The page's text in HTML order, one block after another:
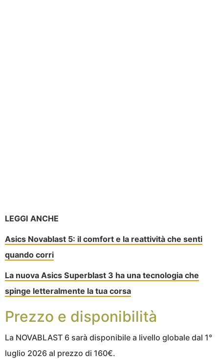
LEGGI ANCHE
Asics Novablast 5: il comfort e la reattività che senti
quando corri
La nuova Asics Superblast 3 ha una tecnologia che
spinge letteralmente la tua corsa
Prezzo e disponibilità
La NOVABLAST 6 sarà disponibile a livello globale dal 1°
luglio 2026 al prezzo di 160€.